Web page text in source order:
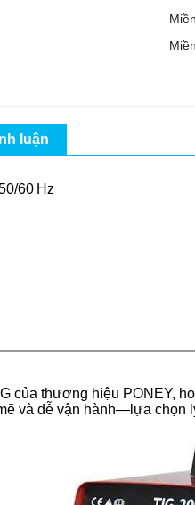
luận
60 Hz
của thương hiệu PONEY,
và dễ vận hành—lựa chọn